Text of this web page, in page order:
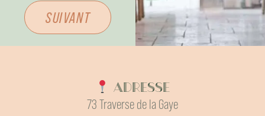
SUIVANT
Adresse
73 Traverse de la Gaye